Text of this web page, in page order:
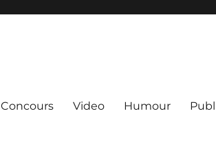
Concours Video Humour